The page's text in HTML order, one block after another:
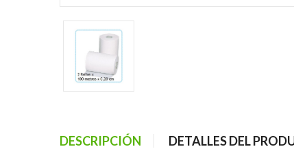
DESCRIPCIÓN DETALLES DEL